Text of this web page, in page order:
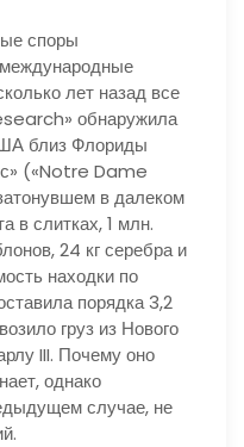
споры
лет назад все
обнаружила
близ Флориды
(«Notre Dame
в далеком
в слитках, 1 млн.
24 кг серебра и
находки по
порядка 3,2
груз из Нового
III. Почему оно
однако
случае, не